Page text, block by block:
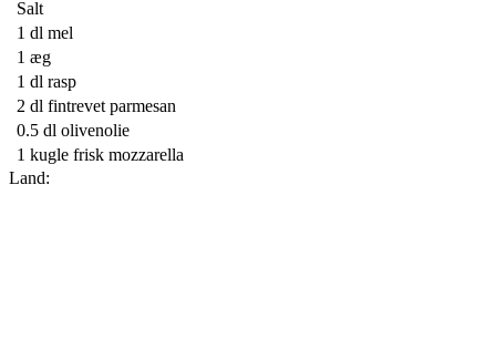
Salt
1 dl mel
1 æg
1 dl rasp
2 dl fintrevet parmesan
0.5 dl olivenolie
1 kugle frisk mozzarella
Land: